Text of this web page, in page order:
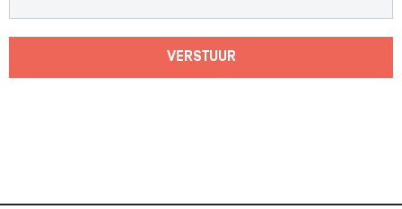
VERSTUUR